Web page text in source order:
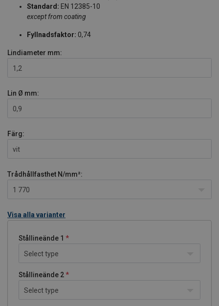
Standard: EN 12385-10
except from coating
Fyllnadsfaktor: 0,74
Lindiameter mm:
1,2
Lin Ø mm:
0,9
Färg:
vit
Trådhållfasthet N/mm²:
1 770
Visa alla varianter
Stållineände 1
Select type
Stållineände 2
Select type